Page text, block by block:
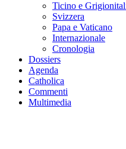
Ticino e
Svizzera
Papa e Vaticano
Internazionale
Cronologia
Dossiers
Agenda
Catholica
Commenti
Multimedia